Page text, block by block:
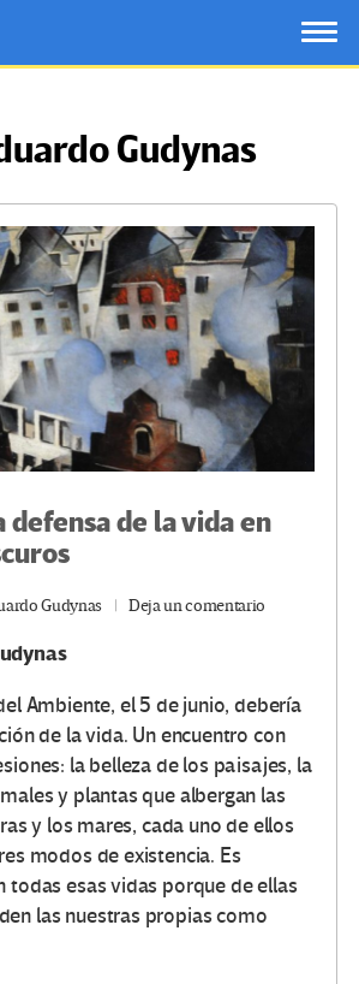
Gudynas
defensa de la vida en
Gudynas Deja un comentario
Ambiente, el 5 de junio, debería
de la vida. Un encuentro con
la belleza de los paisajes, la
y plantas que albergan las
y los mares, cada uno de ellos
modos de existencia. Es
todas esas vidas porque de ellas
las nuestras propias como